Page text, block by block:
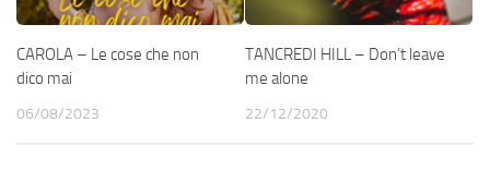
CAROLA – Le cose che non
dico mai
06/08/2023
TANCREDI HILL – Don’t leave
me alone
22/12/2020